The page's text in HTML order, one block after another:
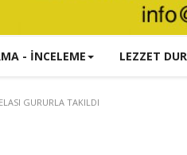
- İNCELEME LEZZET
GURURLA TAKILDI